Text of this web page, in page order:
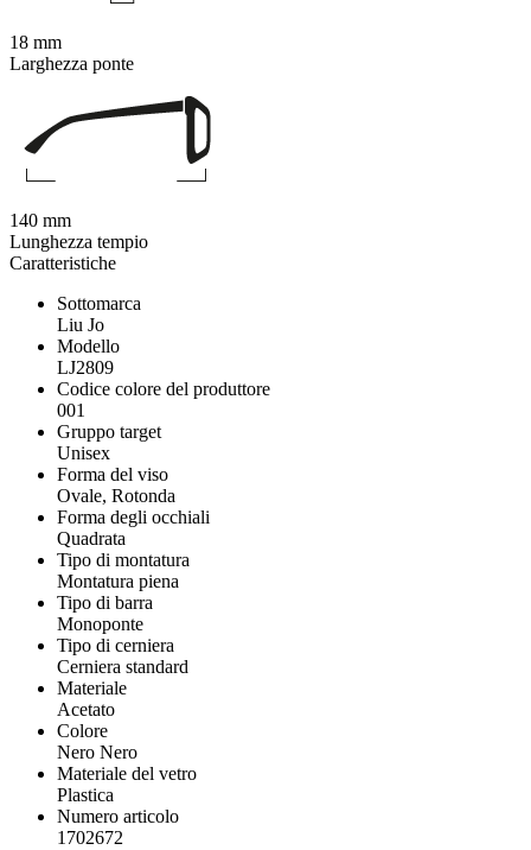
Caratteristiche
Sottomarca
Liu Jo
Modello
LJ2809
Codice colore del produttore
001
Gruppo target
Unisex
Forma del viso
Ovale, Rotonda
Forma degli occhiali
Quadrata
Tipo di montatura
Montatura piena
Tipo di barra
Monoponte
Tipo di cerniera
Cerniera standard
Materiale
Acetato
Colore
Nero Nero
Materiale del vetro
Plastica
Numero articolo
1702672
18 mm
Larghezza ponte
140 mm
Lunghezza tempio